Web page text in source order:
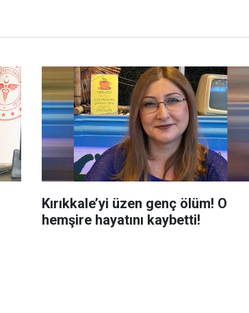
Kırıkkale’yi üzen genç ölüm! O
hemşire hayatını kaybetti!